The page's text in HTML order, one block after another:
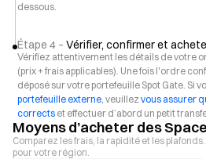
dessous.
Étape 4 – Vérifier, confirmer et
Vérifiez attentivement les détails de votre
(prix + frais applicables). Une fois l'ordre
déposé sur votre portefeuille Spot Gate. Si
portefeuille externe, veuillezvous assurer
corrects et effectuer d’abord un petit
Moyens d’acheter des
Comparez les frais, la rapidité et les
pour votre région.